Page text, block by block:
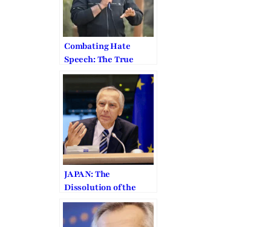
Combating Hate
Speech: The True
Beginning of Peace
and Human Dignity
JAPAN: The
Dissolution of the
Family Federation is
“Arbitrary”